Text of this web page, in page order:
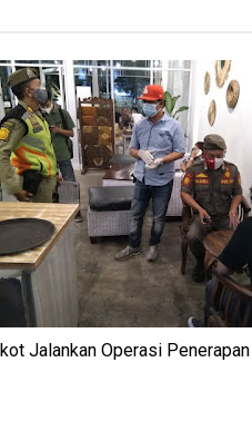
Jalankan Operasi